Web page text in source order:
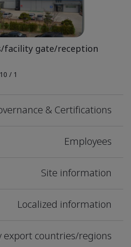
facility gate/reception
1
/
10
& Certifications
Employees
Site information
Localized information
export countries/regions